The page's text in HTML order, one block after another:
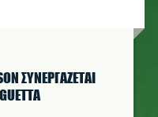
ΣΥΝΕΡΓAΖΕΤΑΙ